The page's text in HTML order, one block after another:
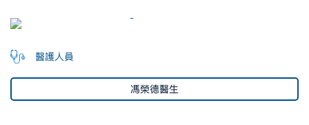
醫護人員
馮榮德醫生